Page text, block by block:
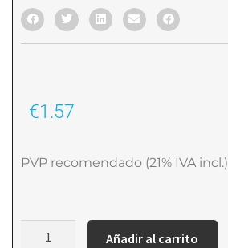
€1.57
PVP recomendado (21% IVA incl.)
Añadir al carrito